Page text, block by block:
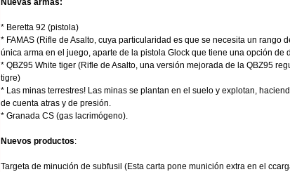
Nuevas armas:
* Beretta 92 (pistola)
* FAMAS (Rifle de Asalto, cuya particularidad es que se necesita un rango
única arma en el juego, aparte de la pistola Glock que tiene una opción de
* QBZ95 White tiger (Rifle de Asalto, una versión mejorada de la QBZ95
tigre)
* Las minas terrestres! Las minas se plantan en el suelo y explotan,
de cuenta atras y de presión.
* Granada CS (gas lacrimógeno).
Nuevos productos:
Targeta de minución de subfusil (Esta carta pone munición extra en el